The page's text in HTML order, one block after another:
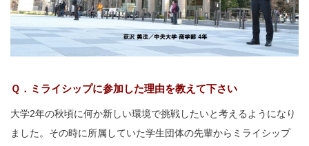
Ｑ．ミライシップに参加した理由を教えて下さい
大学2年の秋頃に何か新しい環境で挑戦したいと考えるようになり
ました。その時に所属していた学生団体の先輩からミライシップ